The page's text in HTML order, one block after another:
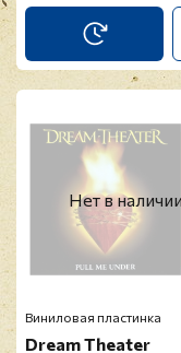
Нет в наличии
Виниловая пластинка
Dream Theater